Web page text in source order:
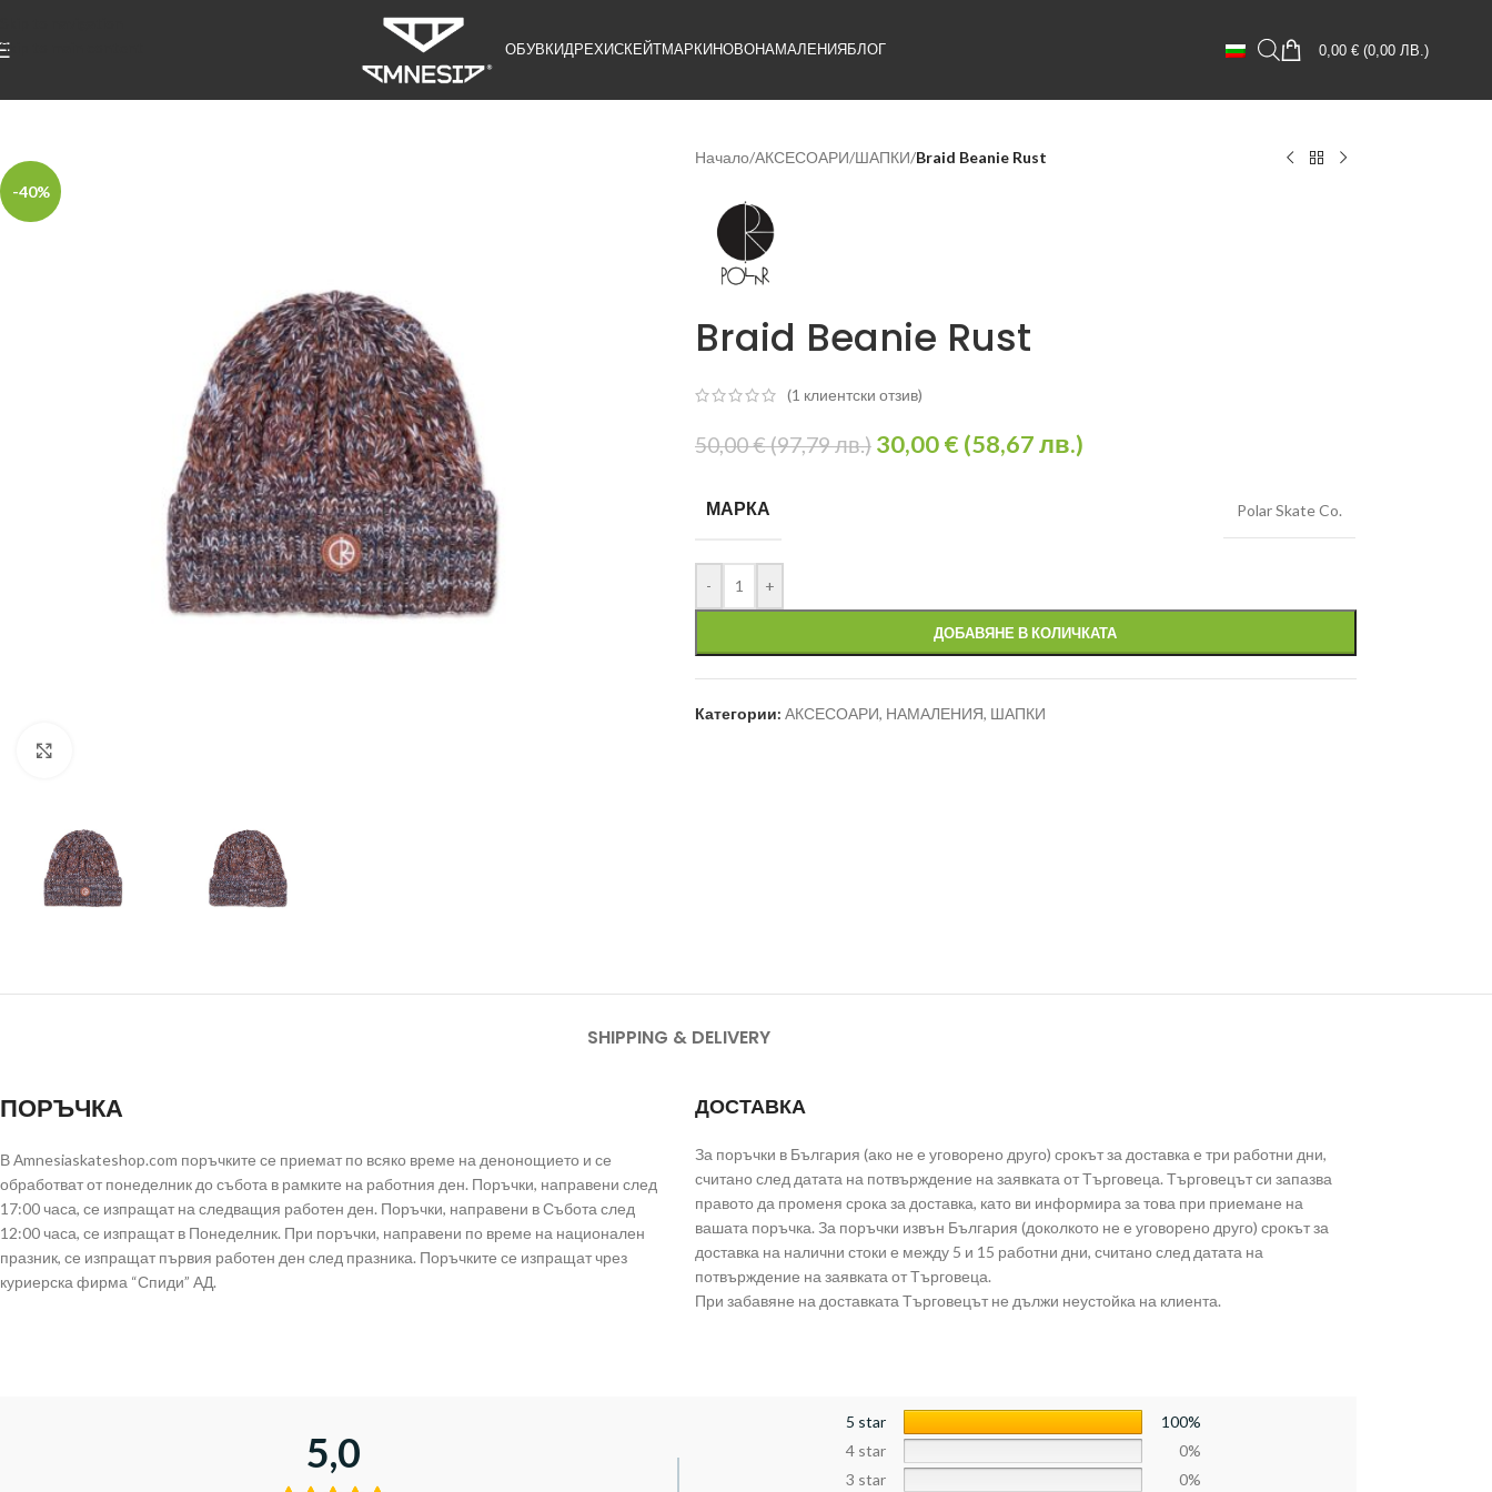
Skip to main content
ОБУВКИДРЕХИСКЕЙТМАРКИ НОВОНАМАЛЕНИЯ БЛОГ 0,00 € (0,00 ЛВ. )
-40%
Начало/АКСЕСОАРИ/ШАПКИ/Braid Beanie Rust
Braid Beanie Rust
(1 клиентски отзив)
50,00€(97,79лв.) 30,00€ (58,67лв.)
МАРКА Polar Skate Co.
- +
ДОБАВЯНЕ В КОЛИЧКАТА
Категории: АКСЕСОАРИ, НАМАЛЕНИЯ, ШАПКИ
SHIPPING & DELIVERY
ПОРЪЧКА
В Аmnesiaskateshop.com поръчките се приемат по всяко време на денонощието и се
обработват от понеделник до събота в рамките на работния ден. Поръчки, направени след
17:00 часа, се изпращат на следващия работен ден. Поръчки, направени в Събота след
12:00 часа, се изпращат в Понеделник. При поръчки, направени по време на национален
празник, се изпращат първия работен ден след празника. Поръчките се изпращат чрез
куриерска фирма “Спиди” АД.
ДОСТАВКА
За поръчки в България (ако не е уговорено друго) срокът за доставка е три работни дни,
считано след датата на потвърждение на заявката от Търговеца. Търговецът си запазва
правото да променя срока за доставка, като ви информира за това при приемане на
вашата поръчка. За поръчки извън България (доколкото не е уговорено друго) срокът за
доставка на налични стоки е между 5 и 15 работни дни, считано след датата на
потвърждение на заявката от Търговеца.
При забавяне на доставката Търговецът не дължи неустойка на клиента.
5,0
5 star
100%
4 star
0%
3 star
0%